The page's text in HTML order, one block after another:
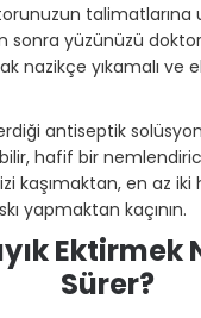
talimatlarına
sonra yüzünüzü
nazikçe yıkamalı ve
antiseptik
hafif bir
kaşımaktan, en az
yapmaktan kaçının.
Ektirmek
Sürer?